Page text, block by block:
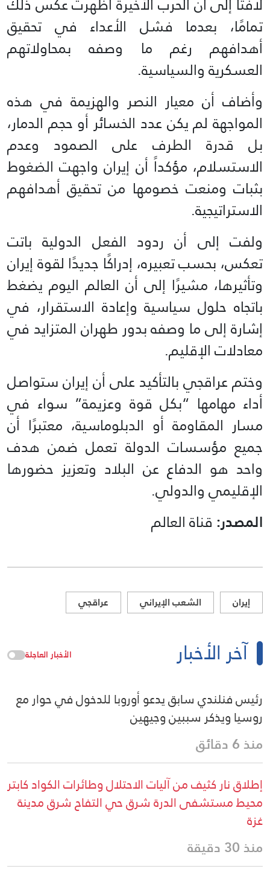
تمامًا، بعدما فشل الأعداء في تحقيق
أهدافهم رغم ما وصفه بمحاولاتهم
العسكرية والسياسية.
وأضاف أن معيار النصر والهزيمة في هذه
المواجهة لم يكن عدد الخسائر أو حجم الدمار،
بل قدرة الطرف على الصمود وعدم
الاستسلام، مؤكداً أن إيران واجهت الضغوط
بثبات ومنعت خصومها من تحقيق أهدافهم
الاستراتيجية.
ولفت إلى أن ردود الفعل الدولية باتت
تعكس، بحسب تعبيره، إدراكًا جديدًا لقوة إيران
وتأثيرها، مشيرًا إلى أن العالم اليوم يضغط
باتجاه حلول سياسية وإعادة الاستقرار، في
إشارة إلى ما وصفه بدور طهران المتزايد في
معادلات الإقليم.
وختم عراقجي بالتأكيد على أن إيران ستواصل
أداء مهامها “بكل قوة وعزيمة” سواء في
مسار المقاومة أو الدبلوماسية، معتبرًا أن
جميع مؤسسات الدولة تعمل ضمن هدف
واحد هو الدفاع عن البلاد وتعزيز حضورها
الإقليمي والدولي.
المصدر: قناة العالم
إيران الشعب الإيراني عراقجي
آخر الأخبار الأخبار العاجلة
رئيس فنلندي سابق يدعو أوروبا للدخول في حوار مع
روسيا ويذكر سببين وجيهين
منذ 6 دقائق
إطلاق نار كثيف من آليات الاحتلال وطائرات الكواد كابتر
محيط مستشفى الدرة شرق حي التفاح شرق مدينة
غزة
منذ 30 دقيقة